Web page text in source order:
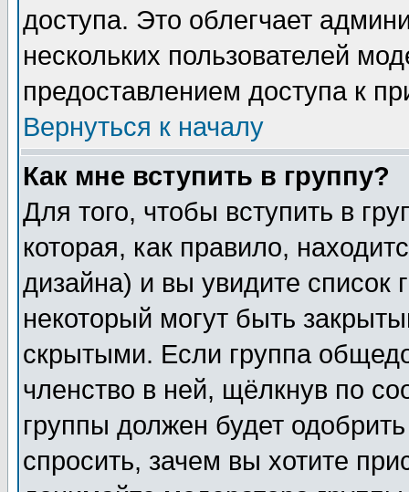
доступа. Это облегчает
нескольких пользователей
предоставлением доступа к
Вернуться к началу
Как мне вступить в группу?
Для того, чтобы вступить в
которая, как правило,
дизайна) и вы увидите список
некоторый могут быть
скрытыми. Если группа
членство в ней, щёлкнув по
группы должен будет
спросить, зачем вы хотите